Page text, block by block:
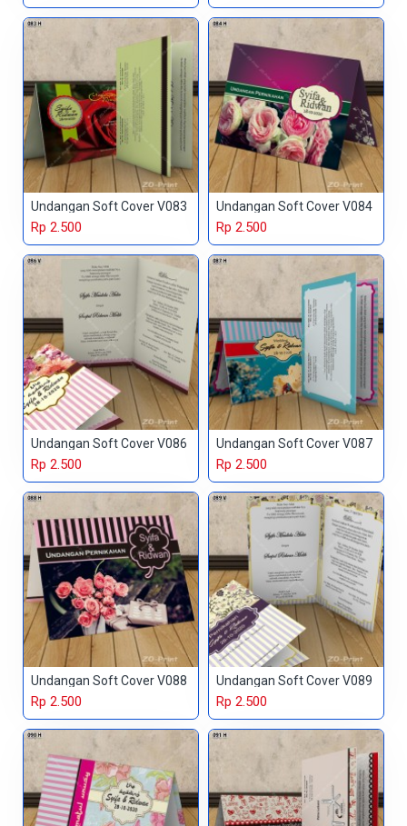
Undangan Soft Cover V083
Rp 2.500
Undangan Soft Cover V084
Rp 2.500
Undangan Soft Cover V086
Rp 2.500
Undangan Soft Cover V087
Rp 2.500
Undangan Soft Cover V088
Rp 2.500
Undangan Soft Cover V089
Rp 2.500